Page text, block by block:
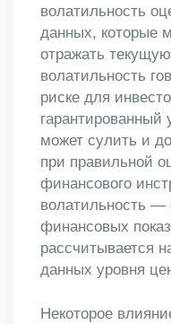
волатильность
данных, которые
отражать
волатильность
риске для
может сулить и
при правильной
финансового
волатильность —
финансовых
рассчитывается
данных уровня
Некоторое